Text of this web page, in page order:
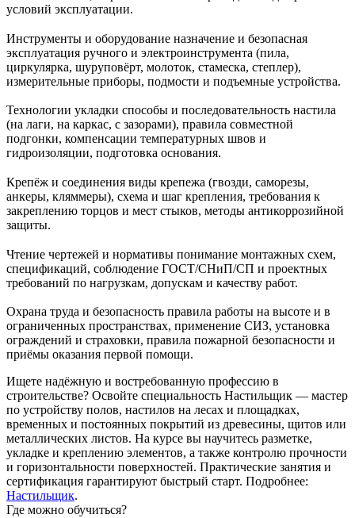
условий эксплуатации.
Инструменты и оборудование назначение и безопасная
эксплуатация ручного и электроинструмента (пила,
циркулярка, шуруповёрт, молоток, стамеска, степлер),
измерительные приборы, подмости и подъемные устройства.
Технологии укладки способы и последовательность настила
(на лаги, на каркас, с зазорами), правила совместной
подгонки, компенсации температурных швов и
гидроизоляции, подготовка основания.
Крепёж и соединения виды крепежа (гвозди, саморезы,
анкеры, кляммеры), схема и шаг крепления, требования к
закреплению торцов и мест стыков, методы антикоррозийной
защиты.
Чтение чертежей и нормативы понимание монтажных схем,
спецификаций, соблюдение ГОСТ/СНиП/СП и проектных
требований по нагрузкам, допускам и качеству работ.
Охрана труда и безопасность правила работы на высоте и в
ограниченных пространствах, применение СИЗ, установка
ограждений и страховки, правила пожарной безопасности и
приёмы оказания первой помощи.
Ищете надёжную и востребованную профессию в
строительстве? Освойте специальность Настильщик — мастер
по устройству полов, настилов на лесах и площадках,
временных и постоянных покрытий из древесины, щитов или
металлических листов. На курсе вы научитесь разметке,
укладке и креплению элементов, а также контролю прочности
и горизонтальности поверхностей. Практические занятия и
сертификация гарантируют быстрый старт. Подробнее:
Настильщик.
Где можно обучиться?